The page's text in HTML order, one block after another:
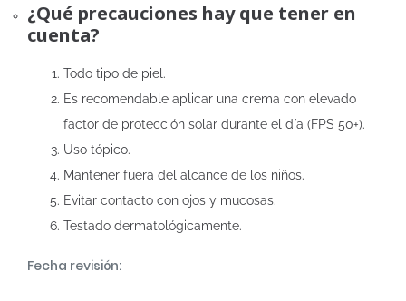
¿Qué precauciones hay que tener en
cuenta?
Todo tipo de piel.
Es recomendable aplicar una crema con elevado
factor de protección solar durante el día (FPS 50+).
Uso tópico.
Mantener fuera del alcance de los niños.
Evitar contacto con ojos y mucosas.
Testado dermatológicamente.
Fecha revisión: